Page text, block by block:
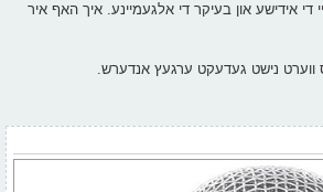
די אידישע און בעיקר די אלגעמיינע. איך האף איר
ווערט נישט געדעקט ערגעץ אנדערש.